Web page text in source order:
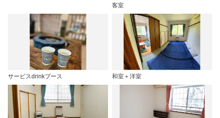
客室
サービスdrinkブース 和室＋洋室